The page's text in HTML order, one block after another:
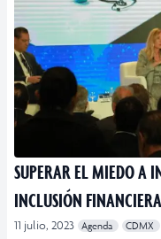
SUPERAR EL MIEDO A
INCLUSIÓN
11 julio, 2023 Agenda CDMX